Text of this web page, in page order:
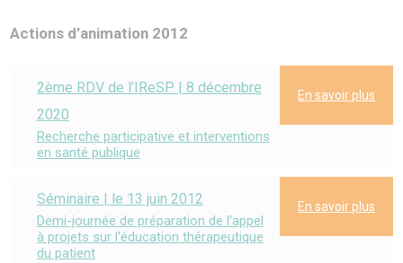
Actions d’animation 2012
2ème RDV de l’IReSP | 8 décembre
2020
Recherche participative et interventions
en santé publique
En savoir plus
Séminaire | le 13 juin 2012
Demi-journée de préparation de l'appel
à projets sur l'éducation thérapeutique
du patient
En savoir plus